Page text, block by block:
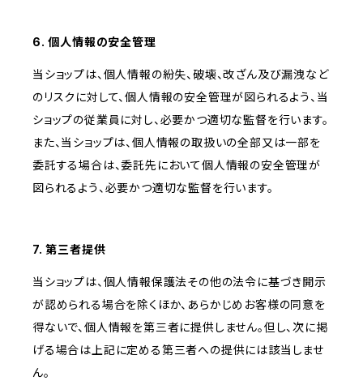
6. 個人情報の安全管理
当ショップは、個人情報の紛失、破壊、改ざん及び漏洩など
のリスクに対して、個人情報の安全管理が図られるよう、当
ショップの従業員に対し、必要かつ適切な監督を行います。
また、当ショップは、個人情報の取扱いの全部又は一部を
委託する場合は、委託先において個人情報の安全管理が
図られるよう、必要かつ適切な監督を行います。
7. 第三者提供
当ショップは、個人情報保護法その他の法令に基づき開示
が認められる場合を除くほか、あらかじめお客様の同意を
得ないで、個人情報を第三者に提供しません。但し、次に掲
げる場合は上記に定める第三者への提供には該当しませ
ん。